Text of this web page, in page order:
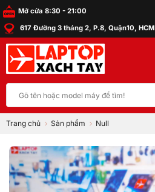
Bỏ
qua
nội
dung
Mở cửa 8:30 - 21:00
617 Đường 3 tháng 2, P.8, Quận10, HCM
kiếm:
Trang chủ Sản phẩm Null